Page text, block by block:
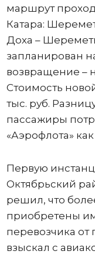
маршрут
Катара:
Доха –
запланирован
возвращение –
Стоимость
тыс. руб.
пассажиры
«Аэрофлота»
Первую
Октябрьский
решил, что
приобретены
перевозчика от
взыскал с